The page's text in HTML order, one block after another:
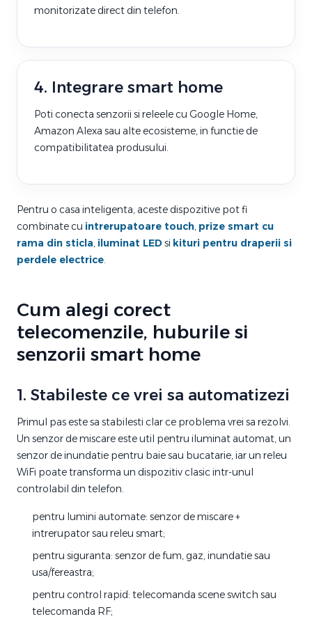
monitorizate direct din telefon.
4. Integrare smart home
Poti conecta senzorii si releele cu Google Home,
Amazon Alexa sau alte ecosisteme, in functie de
compatibilitatea produsului.
Pentru o casa inteligenta, aceste dispozitive pot fi
combinate cu intrerupatoare touch, prize smart cu
rama din sticla, iluminat LEDsi kituri pentru draperii si
perdele electrice.
Cum alegi corect
telecomenzile, huburile si
senzorii smart home
1. Stabileste ce vrei sa automatizezi
Primul pas este sa stabilesti clar ce problema vrei sa rezolvi.
Un senzor de miscare este util pentru iluminat automat, un
senzor de inundatie pentru baie sau bucatarie, iar un releu
WiFi poate transforma un dispozitiv clasic intr-unul
controlabil din telefon.
pentru lumini automate: senzor de miscare +
intrerupator sau releu smart;
pentru siguranta: senzor de fum, gaz, inundatie sau
usa/fereastra;
pentru control rapid: telecomanda scene switch sau
telecomanda RF;